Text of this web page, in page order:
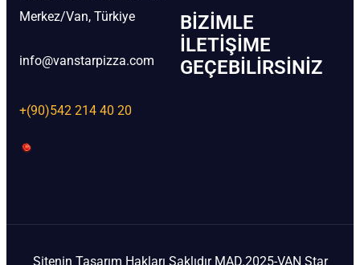
Merkez/Van, Türkiye
info@vanstarpizza.com
+(90)542 214 40 20
BIZIMLE
İLETIŞIME
GEÇEBILIRSINIZ
Sitenin Tasarım Hakları Saklıdır MAD.2025-VAN Star